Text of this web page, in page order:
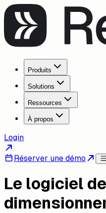
Produits
Solutions
Ressources
À propos
Login
Réserver une démo
Le logiciel de